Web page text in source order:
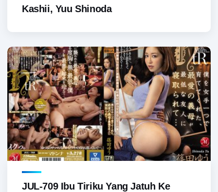
Kashii, Yuu Shinoda
JUL-709 Ibu Tiriku Yang Jatuh Ke